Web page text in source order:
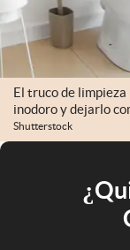
El truco de
inodoro y dejarlo
Shutterstock